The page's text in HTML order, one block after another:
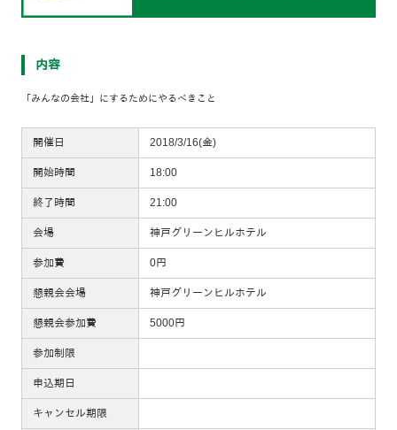
内容
「みんなの会社」にするためにやるべきこと
開催日 2018/3/16(金)
開始時間 18:00
終了時間 21:00
会場 神戸グリーンヒルホテル
参加費 0円
懇親会会場 神戸グリーンヒルホテル
懇親会参加費 5000円
参加制限
申込期日
キャンセル期限